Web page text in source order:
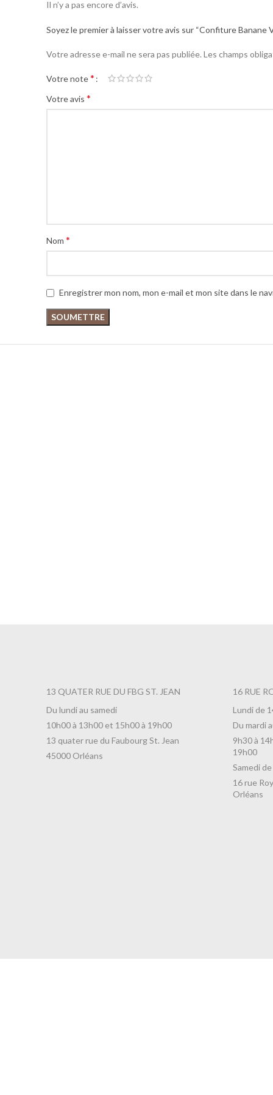
Il n’y a pas encore d’avis.
Soyez le premier à laisser votre avis sur “Confiture Banane
Votre adresse e-mail ne sera pas publiée. Les champs
Votre note*
Votre avis *
Nom *
Enregistrer mon nom, mon e-mail et mon site dans le
13 QUATER RUE DU FBG ST. JEAN
Du lundi au samedi
10h00 à 13h00 et 15h00 à 19h00
13 quater rue du Faubourg St. Jean
45000 Orléans
16 RUE
Lundi de
Du mardi
9h30 à
19h00
Samedi
16 rue
Orléans